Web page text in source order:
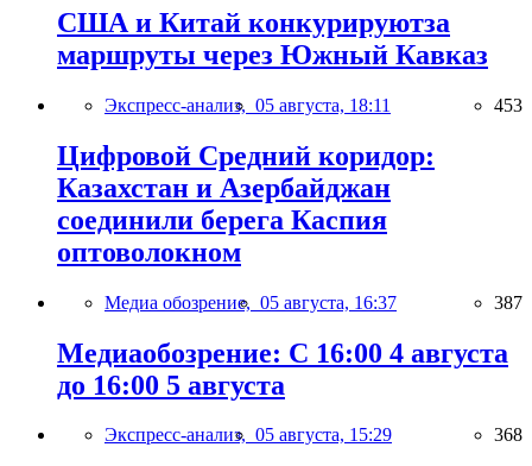
США и Китай конкурируютза
маршруты через Южный Кавказ
Экспресс-анализ, 05 августа, 18:11 453
Цифровой Средний коридор:
Казахстан и Азербайджан
соединили берега Каспия
оптоволокном
Медиа обозрение, 05 августа, 16:37 387
Медиаобозрение: С 16:00 4 августа
до 16:00 5 августа
Экспресс-анализ, 05 августа, 15:29 368